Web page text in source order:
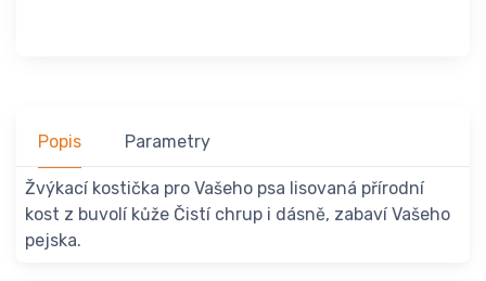
Popis Parametry
Žvýkací kostička pro Vašeho psa lisovaná přírodní
kost z buvolí kůže Čistí chrup i dásně, zabaví Vašeho
pejska.